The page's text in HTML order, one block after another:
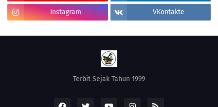
Instagram VKontakte
Terbit Sejak Tahun 1999